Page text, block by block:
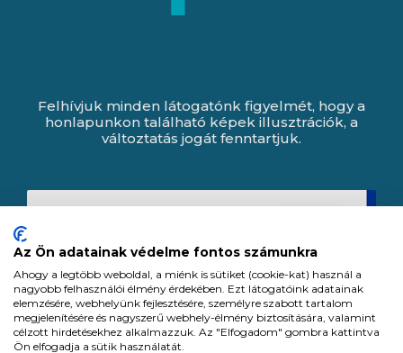
Felhívjuk minden látogatónk figyelmét, hogy a
honlapunkon található képek illusztrációk, a
változtatás jogát fenntartjuk.
Az Ön adatainak védelme fontos számunkra
Ahogy a legtöbb weboldal, a miénk is sütiket (cookie-kat) használ a
nagyobb felhasználói élmény érdekében. Ezt látogatóink adatainak
elemzésére, webhelyünk fejlesztésére, személyre szabott tartalom
megjelenítésére és nagyszerű webhely-élmény biztosítására, valamint
célzott hirdetésekhez alkalmazzuk. Az "Elfogadom" gombra kattintva
Ön elfogadja a sütik használatát.